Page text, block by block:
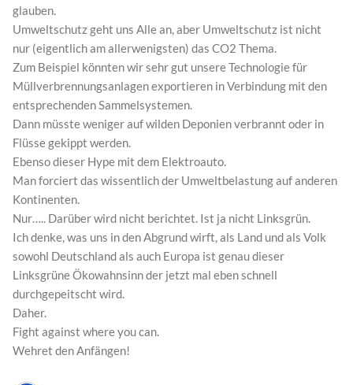
glauben.
Umweltschutz geht uns Alle an, aber Umweltschutz ist nicht
nur (eigentlich am allerwenigsten) das CO2 Thema.
Zum Beispiel könnten wir sehr gut unsere Technologie für
Müllverbrennungsanlagen exportieren in Verbindung mit den
entsprechenden Sammelsystemen.
Dann müsste weniger auf wilden Deponien verbrannt oder in
Flüsse gekippt werden.
Ebenso dieser Hype mit dem Elektroauto.
Man forciert das wissentlich der Umweltbelastung auf anderen
Kontinenten.
Nur….. Darüber wird nicht berichtet. Ist ja nicht Linksgrün.
Ich denke, was uns in den Abgrund wirft, als Land und als Volk
sowohl Deutschland als auch Europa ist genau dieser
Linksgrüne Ökowahnsinn der jetzt mal eben schnell
durchgepeitscht wird.
Daher.
Fight against where you can.
Wehret den Anfängen!